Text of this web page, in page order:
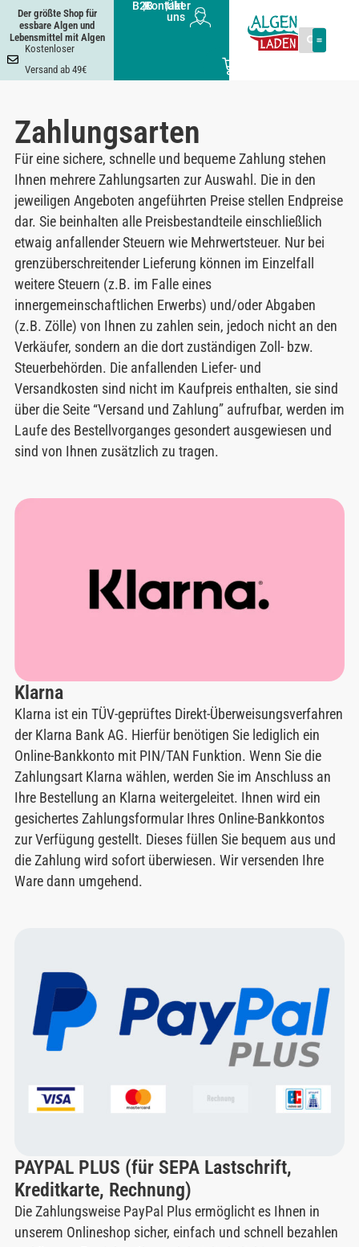
Der größte Shop für
essbare Algen und
Lebensmittel mit Algen
Kostenloser
Versand ab 49€
B2B
|Kontakt
|Über
uns
Zahlungsarten
Für eine sichere, schnelle und bequeme Zahlung stehen
Ihnen mehrere Zahlungsarten zur Auswahl. Die in den
jeweiligen Angeboten angeführten Preise stellen Endpreise
dar. Sie beinhalten alle Preisbestandteile einschließlich
etwaig anfallender Steuern wie Mehrwertsteuer. Nur bei
grenzüberschreitender Lieferung können im Einzelfall
weitere Steuern (z.B. im Falle eines
innergemeinschaftlichen Erwerbs) und/oder Abgaben
(z.B. Zölle) von Ihnen zu zahlen sein, jedoch nicht an den
Verkäufer, sondern an die dort zuständigen Zoll- bzw.
Steuerbehörden. Die anfallenden Liefer- und
Versandkosten sind nicht im Kaufpreis enthalten, sie sind
über die Seite “Versand und Zahlung” aufrufbar, werden im
Laufe des Bestellvorganges gesondert ausgewiesen und
sind von Ihnen zusätzlich zu tragen.
Klarna
Klarna ist ein TÜV-geprüftes Direkt-Überweisungsverfahren
der Klarna Bank AG. Hierfür benötigen Sie lediglich ein
Online-Bankkonto mit PIN/TAN Funktion. Wenn Sie die
Zahlungsart Klarna wählen, werden Sie im Anschluss an
Ihre Bestellung an Klarna weitergeleitet. Ihnen wird ein
gesichertes Zahlungsformular Ihres Online-Bankkontos
zur Verfügung gestellt. Dieses füllen Sie bequem aus und
die Zahlung wird sofort überwiesen. Wir versenden Ihre
Ware dann umgehend.
PAYPAL PLUS (für SEPA Lastschrift,
Kreditkarte, Rechnung)
Die Zahlungsweise PayPal Plus ermöglicht es Ihnen in
unserem Onlineshop sicher, einfach und schnell bezahlen